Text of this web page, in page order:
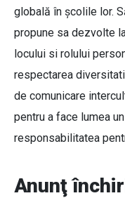
globală în şcolile lor.
propune sa dezvolte
locului si rolului
respectarea
de comunicare
pentru a face lumea
responsabilitatea
Anunţ